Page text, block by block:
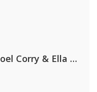
Nathan Dawe, Joel Corry & Ella Henderson